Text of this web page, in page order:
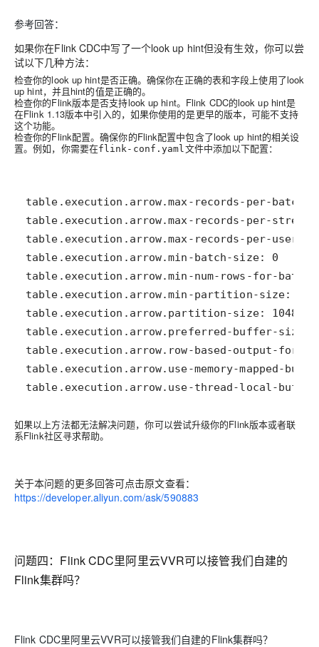
参考回答：
如果你在Flink CDC中写了一个look up hint但没有生效，你可以尝
试以下几种方法：
检查你的look up hint是否正确。确保你在正确的表和字段上使用了look
up hint，并且hint的值是正确的。
检查你的Flink版本是否支持look up hint。Flink CDC的look up hint是
在Flink 1.13版本中引入的，如果你使用的是更早的版本，可能不支持
这个功能。
检查你的Flink配置。确保你的Flink配置中包含了look up hint的相关设
置。例如，你需要在flink-conf.yaml 文件中添加以下配置：
table.execution.arrow.use-thread-local-
如果以上方法都无法解决问题，你可以尝试升级你的Flink版本或者联
系Flink社区寻求帮助。
关于本问题的更多回答可点击原文查看：
https://developer.aliyun.com/ask/590883
问题四： Flink CDC里阿里云VVR可以接管我们自建的
Flink集群吗？
Flink CDC里阿里云VVR可以接管我们自建的Flink集群吗？